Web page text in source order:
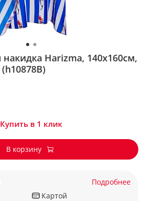
Harizma, 140х160см,
Купить в 1 клик
В корзину
Подробнее
Картой